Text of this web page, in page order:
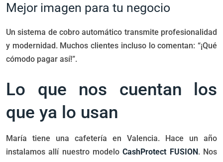
Mejor imagen para tu negocio
Un sistema de cobro automático transmite profesionalidad
y modernidad. Muchos clientes incluso lo comentan: “¡Qué
cómodo pagar así!”.
Lo que nos cuentan los
que ya lo usan
María tiene una cafetería en Valencia. Hace un año
instalamos allí nuestro modeloCashProtect FUSION. Nos